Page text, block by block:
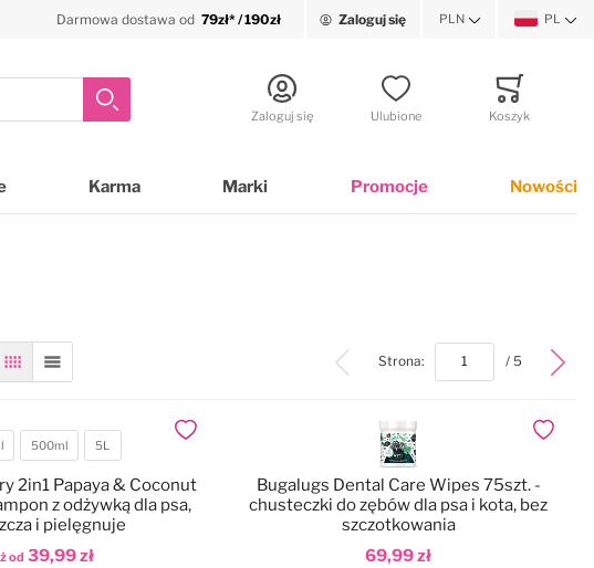
Darmowa dostawa od 79zł* / 190zł Zaloguj sięWalutaPLN PL
Szukaj Zaloguj się Ulubione Koszyk
Karma Marki Promocje Nowości
SiatkaLista Strona:top / 5
500ml 5L
od 39,99 zł
2in1 Papaya & Coconut
z odżywką dla psa,
i pielęgnuje
Dodaj do ulubionych
69,99 zł
Bugalugs Dental Care Wipes 75szt. -
chusteczki do zębów dla psa i kota, bez
szczotkowania
Dodaj